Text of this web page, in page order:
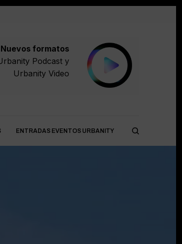
Nuevos formatos
Podcasty
Urbanity Video
ENTRADAS EVENTOS URBANITY